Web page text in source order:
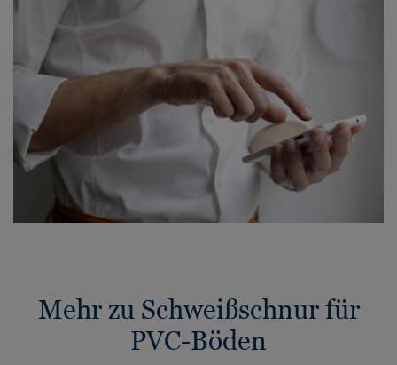
Mehr zu Schweißschnur für
PVC-Böden